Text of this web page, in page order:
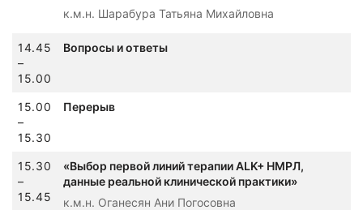
к.м.н. Шарабура Татьяна Михайловна
14.45
–
15.00
Вопросы и ответы
15.00
–
15.30
Перерыв
15.30
–
15.45
«Выбор первой линий терапии ALK+ НМРЛ,
данные реальной клинической практики»
к.м.н. Оганесян Ани Погосовна